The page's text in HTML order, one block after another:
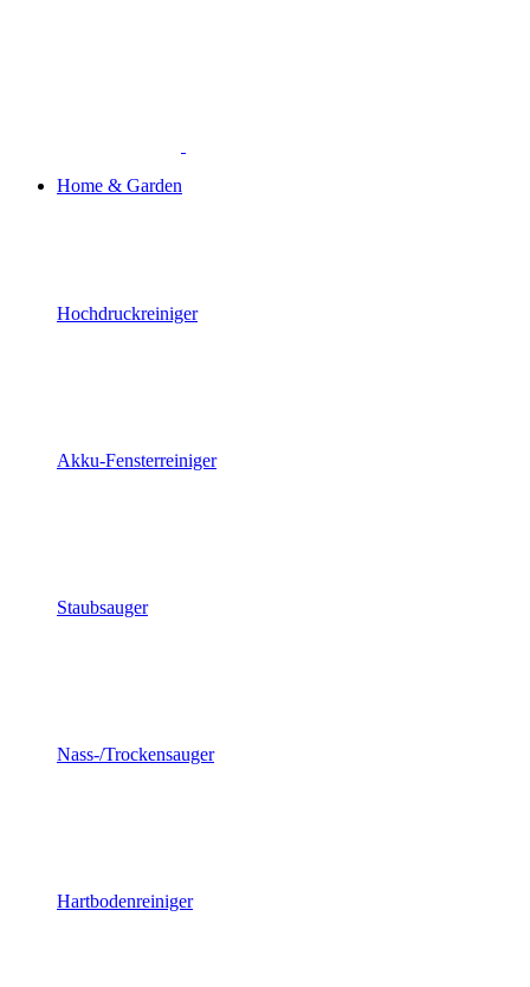
Home & Garden
Hochdruckreiniger
Akku-Fensterreiniger
Staubsauger
Nass-/Trockensauger
Hartbodenreiniger